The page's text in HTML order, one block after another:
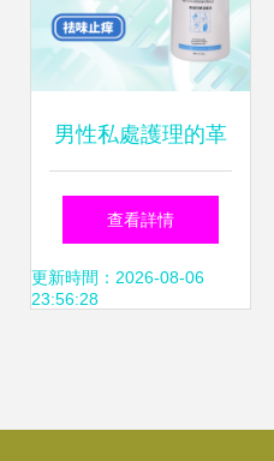
男性私處護理的革
命性選擇 美滴樂噴
霧的功能與價值解
查看詳情
更新時間：2026-08-06
23:56:28